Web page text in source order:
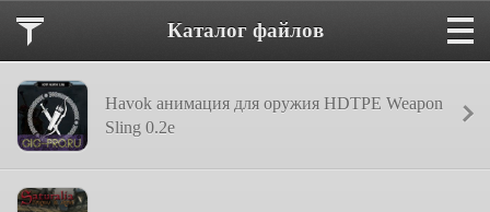
Каталог файлов
Havok анимация для оружия HDTPE Weapon
Sling 0.2e